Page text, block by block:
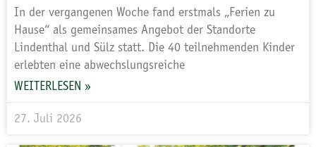
In der vergangenen Woche fand erstmals „Ferien zu
Hause“ als gemeinsames Angebot der Standorte
Lindenthal und Sülz statt. Die 40 teilnehmenden Kinder
erlebten eine abwechslungsreiche
WEITERLESEN »
27. Juli 2026